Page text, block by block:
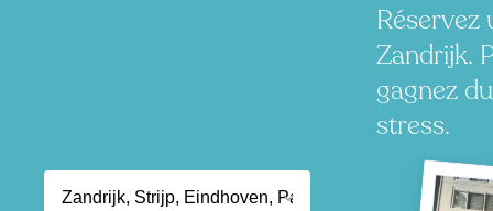
Zandrijk.
gagnez
stress.